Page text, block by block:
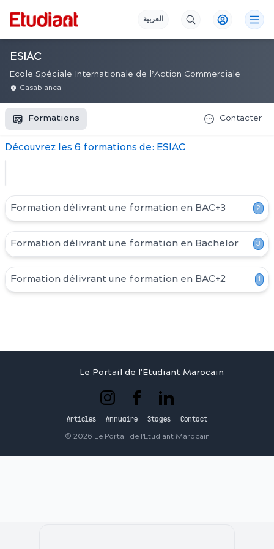
العربية
ESIAC
Ecole Spéciale Internationale de l’Action Commerciale
Casablanca
Formations Contacter
Découvrez les 6 formations de: ESIAC
Formation délivrant une formation en BAC+3 2
Formation délivrant une formation en Bachelor 3
Formation délivrant une formation en BAC+2 1
Le Portail de l'Etudiant Marocain
Articles Annuaire Stages Contact
© 2026 Le Portail de l'Etudiant Marocain